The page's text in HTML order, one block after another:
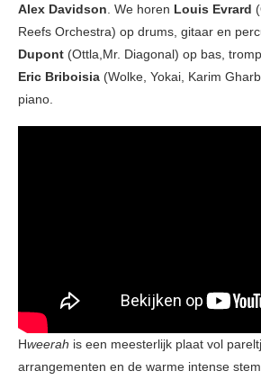
Alex Davidson. We horen Louis Evrard
Reefs Orchestra) op drums, gitaar en
Dupont (Ottla,Mr. Diagonal) op bas,
Eric Briboisia (Wolke, Yokai, Karim
piano.
Hweerah is een meesterlijk plaat vol
arrangementen en de warme intense